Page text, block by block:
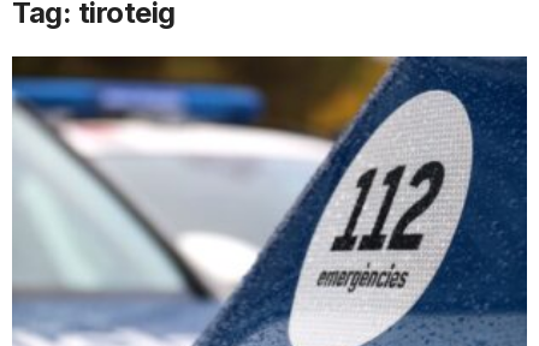
d
i
Tag: tiroteig